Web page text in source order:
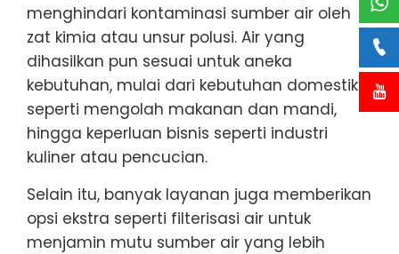
menghindari kontaminasi sumber air oleh
zat kimia atau unsur polusi. Air yang
dihasilkan pun sesuai untuk aneka
kebutuhan, mulai dari kebutuhan domestik
seperti mengolah makanan dan mandi,
hingga keperluan bisnis seperti industri
kuliner atau pencucian.
Selain itu, banyak layanan juga memberikan
opsi ekstra seperti filterisasi air untuk
menjamin mutu sumber air yang lebih